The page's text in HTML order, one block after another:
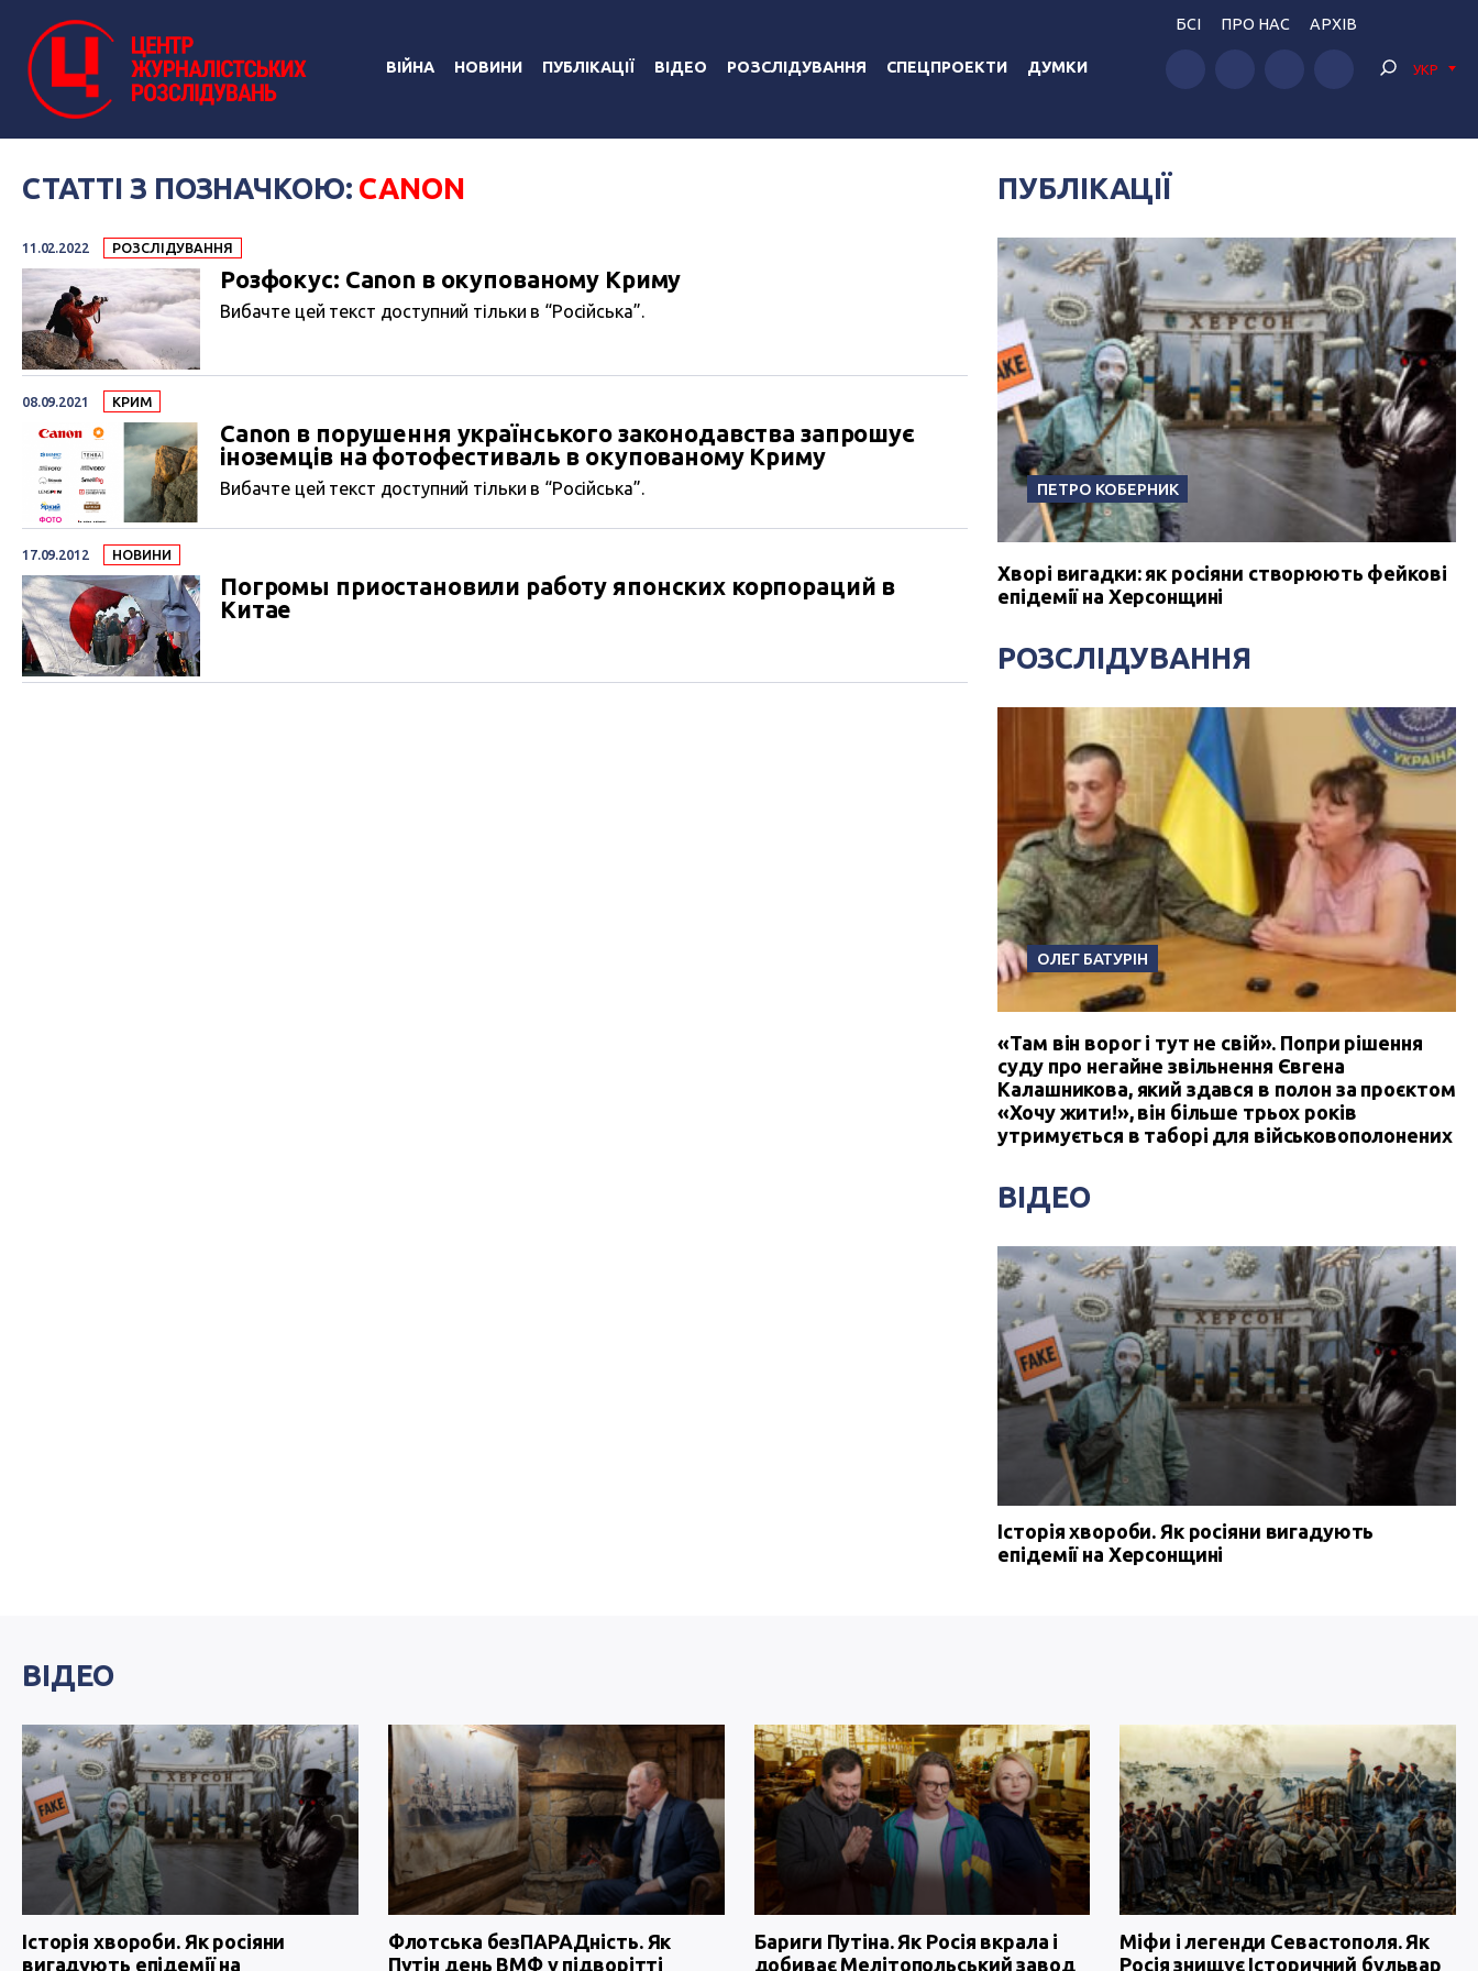
ВІЙНА НОВИНИ ПУБЛІКАЦІЇ ВІДЕО РОЗСЛІДУВАННЯ СПЕЦПРОЕКТИ ДУМКИ
БСІ ПРО НАС АРХІВ
УКР
СТАТТІ З ПОЗНАЧКОЮ: CANON
11.02.2022 РОЗСЛІДУВАННЯ
Розфокус: Canon в окупованому Криму
Вибачте цей текст доступний тільки в “Російська”.
08.09.2021 КРИМ
Сanon в порушення українського законодавства запрошує
іноземців на фотофестиваль в окупованому Криму
Вибачте цей текст доступний тільки в “Російська”.
17.09.2012 НОВИНИ
Погромы приостановили работу японских корпораций в
Китае
ПУБЛІКАЦІЇ
ПЕТРО КОБЕРНИК
Хворі вигадки: як росіяни створюють фейкові
епідемії на Херсонщині
РОЗСЛІДУВАННЯ
ОЛЕГ БАТУРІН
«Там він ворог і тут не свій». Попри рішення
суду про негайне звільнення Євгена
Калашникова, який здався в полон за проєктом
«Хочу жити!», він більше трьох років
утримується в таборі для військовополонених
ВІДЕО
Історія хвороби. Як росіяни вигадують
епідемії на Херсонщині
ВІДЕО
Історія хвороби. Як росіяни
вигадують епідемії на
Флотська безПАРАДність. Як
Путін день ВМФ у підворітті
Бариги Путіна. Як Росія вкрала і
добиває Мелітопольський завод
Міфи і легенди Севастополя. Як
Росія знищує Історичний бульвар